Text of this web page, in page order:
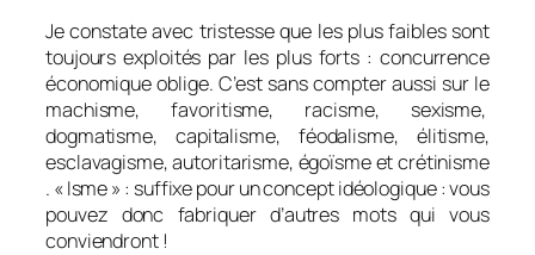
Je constate avec tristesse que les plus faibles sont
toujours exploités par les plus forts : concurrence
économique oblige. C’est sans compter aussi sur le
machisme, favoritisme, racisme, sexisme,
dogmatisme, capitalisme, féodalisme, élitisme,
esclavagisme, autoritarisme, égoïsme et crétinisme
. « Isme » : suffixe pour un concept idéologique : vous
pouvez donc fabriquer d’autres mots qui vous
conviendront !